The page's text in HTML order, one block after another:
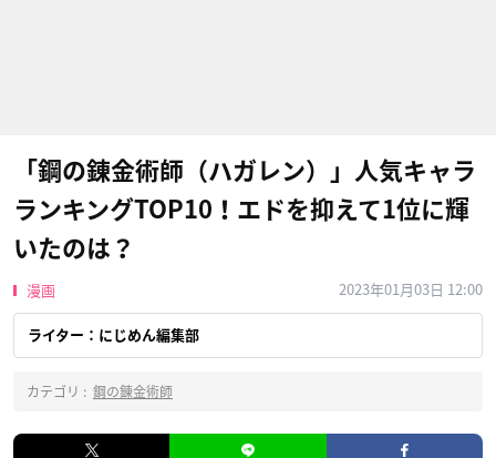
「鋼の錬金術師（ハガレン）」人気キャラ
ランキングTOP10！エドを抑えて1位に輝
いたのは？
漫画 2023年01月03日 12:00
ライター：にじめん編集部
カテゴリ : 鋼の錬金術師